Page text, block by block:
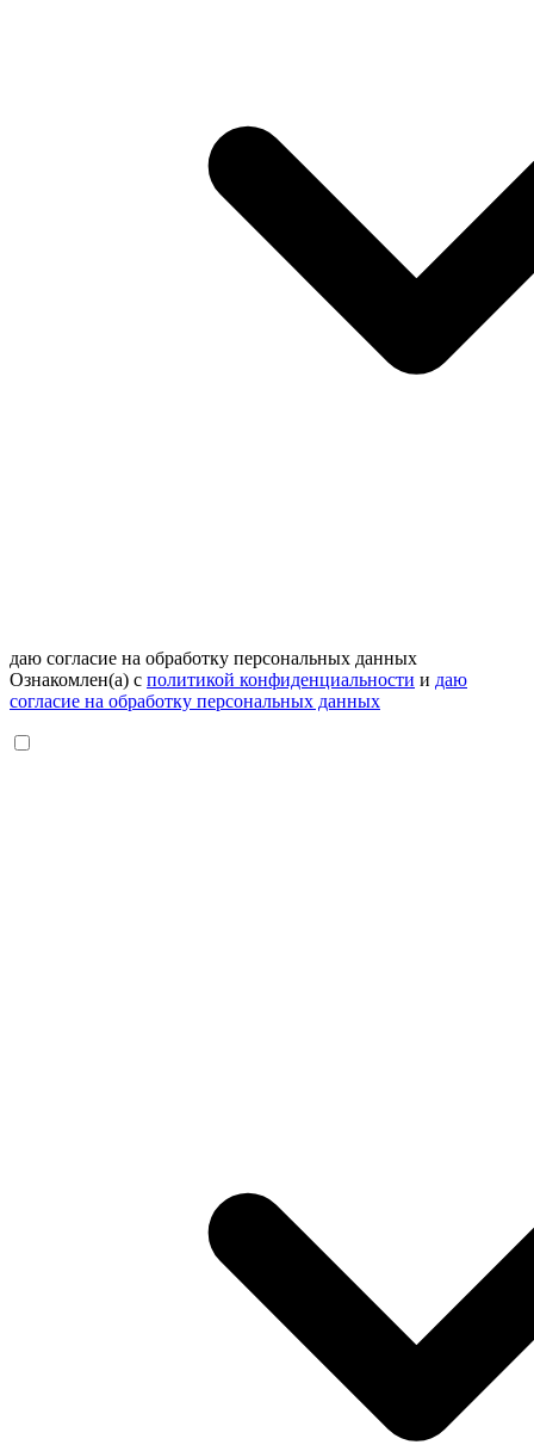
даю согласие на обработку персональных данных
Ознакомлен(а) с политикой конфиденциальности и даю
согласие на обработку персональных данных